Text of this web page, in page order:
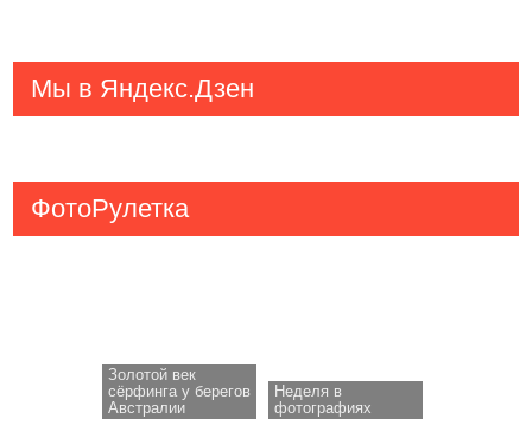
Мы в Яндекс.Дзен
ФотоРулетка
Золотой век
сёрфинга у берегов
Австралии
Неделя в
фотографиях